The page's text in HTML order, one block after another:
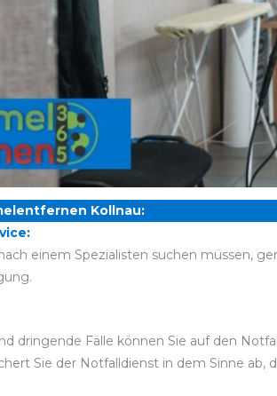
Kollnau:
einem Spezialisten suchen müssen,
dringende Fälle können Sie auf den
Sie der Notfalldienst in dem Sinne ab,